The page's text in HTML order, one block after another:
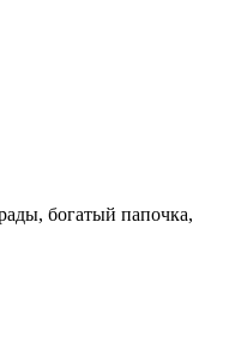
богатый папочка,